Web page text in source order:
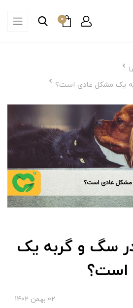
0
یک مشکل عادی است؟
سگ و گربه یک
است؟
02 بهمن 1402